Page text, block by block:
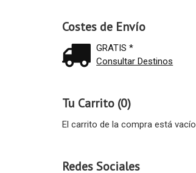
Costes de Envío
GRATIS *
Consultar Destinos
Tu Carrito (0)
El carrito de la compra está vacío
Redes Sociales